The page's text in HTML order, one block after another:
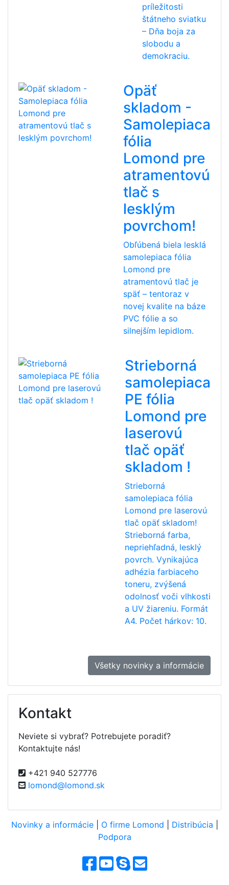
príležitosti
štátneho sviatku
– Dňa boja za
slobodu a
demokraciu.
Opäť
skladom -
Samolepiaca
fólia
Lomond pre
atramentovú
tlač s
lesklým
povrchom!
Obľúbená biela lesklá
samolepiaca fólia
Lomond pre
atramentovú tlač je
späť – tentoraz v
novej kvalite na báze
PVC fólie a so
silnejším lepidlom.
Strieborná
samolepiaca
PE fólia
Lomond pre
laserovú
tlač opäť
skladom !
Strieborná
samolepiaca fólia
Lomond pre laserovú
tlač opäť skladom!
Strieborná farba,
nepriehľadná, lesklý
povrch. Vynikajúca
adhézia farbiaceho
toneru, zvýšená
odolnosť voči vlhkosti
a UV žiareniu. Formát
A4. Počet hárkov: 10.
Všetky novinky a informácie
Kontakt
Neviete si vybrať? Potrebujete poradiť?
Kontaktujte nás!
+421 940 527776
lomond@lomond.sk
Novinky a informácie| O firme Lomond Distribúcia
Podpora